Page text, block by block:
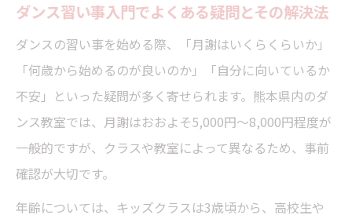
ダンス習い事入門でよくある疑問とその解決法
ダンスの習い事を始める際、「月謝はいくらくらいか」
「何歳から始めるのが良いのか」「自分に向いているか
不安」といった疑問が多く寄せられます。熊本県内のダ
ンス教室では、月謝はおおよそ5,000円〜8,000円程度が
一般的ですが、クラスや教室によって異なるため、事前
確認が大切です。
年齢については、キッズクラスは3歳頃から、高校生や